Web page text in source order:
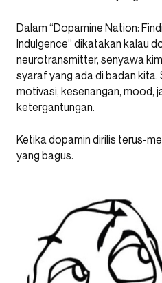
Dalam “Dopamine Nation:
Indulgence” dikatakan kalau
neurotransmitter, senyawa
syaraf yang ada di badan kita.
motivasi, kesenangan, mood,
ketergantungan.
Ketika dopamin dirilis terus-
yang bagus.